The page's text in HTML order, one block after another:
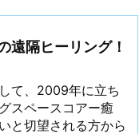
遠隔ヒーリング！
て、2009年に立ち
スペースコアー癒
と切望される方から